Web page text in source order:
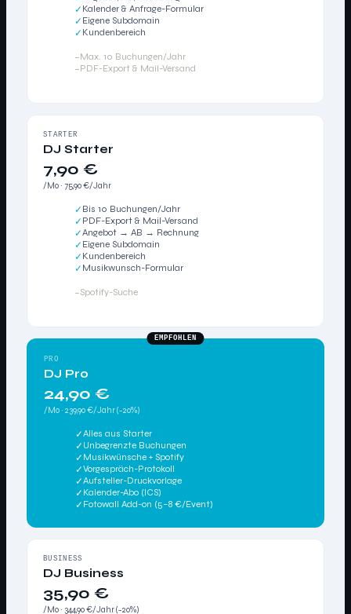
✓ Kalender & Anfrage-Formular
✓ Eigene Subdomain
✓ Kundenbereich
–Max. 10 Buchungen/Jahr
–PDF-Export & Mail-Versand
STARTER
DJ Starter
7,90 €
/Mo · 75,90 €/Jahr
✓ Bis 10 Buchungen/Jahr
✓ PDF-Export & Mail-Versand
✓Angebot → AB → Rechnung
✓ Eigene Subdomain
✓ Kundenbereich
✓ Musikwunsch-Formular
–Spotify-Suche
EMPFOHLEN
PRO
DJ Pro
24,90 €
/Mo · 239,90 €/Jahr (−20%)
✓Alles aus Starter
✓ Unbegrenzte Buchungen
✓ Musikwünsche + Spotify
✓Vorgespräch-Protokoll
✓Aufsteller-Druckvorlage
✓ Kalender-Abo (ICS)
✓ Fotowall Add-on (5–8 €/Event)
BUSINESS
DJ Business
35,90 €
/Mo · 344,90 €/Jahr (−20%)